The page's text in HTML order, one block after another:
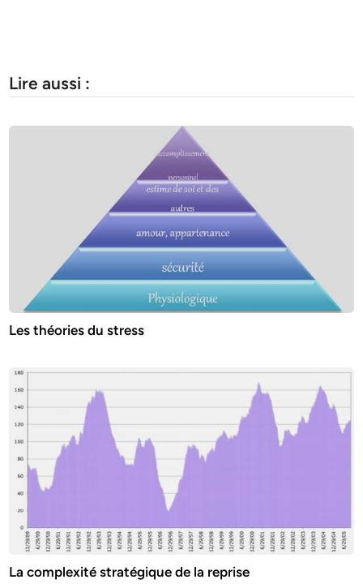
Lire aussi :
Les théories du stress
La complexité stratégique de la reprise